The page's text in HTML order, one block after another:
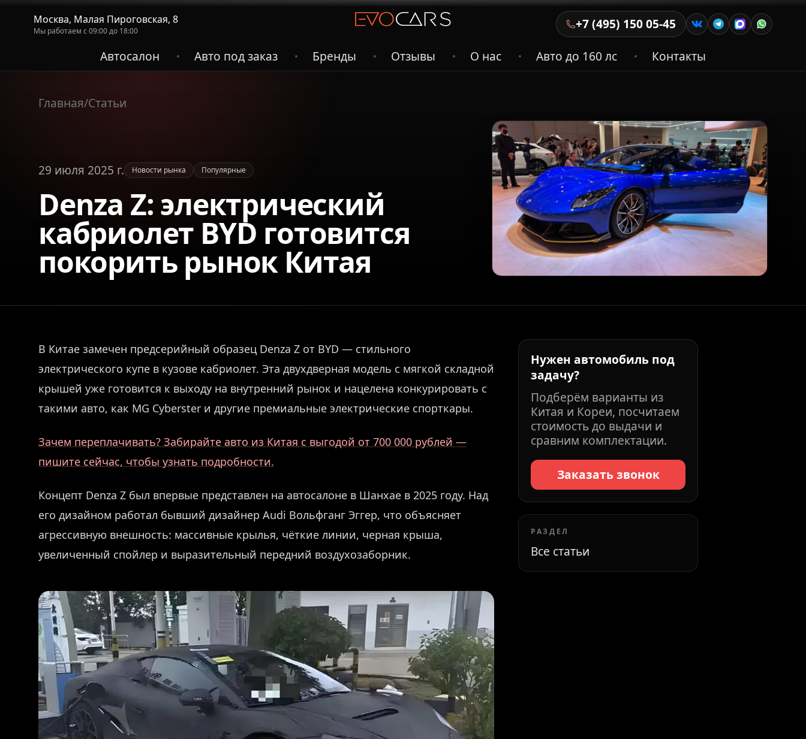
Москва, Малая Пироговская, 8
Мы работаем с 09:00 до 18:00
+7 (495) 150 05-45
Автосалон
• Авто под заказ • Бренды • Отзывы • О нас • Авто до 160 лс • Контакты
Главная/Статьи
29 июля 2025 г. Новости рынка Популярные
Denza Z: электрический
кабриолет BYD готовится
покорить рынок Китая
В Китае замечен предсерийный образец Denza Z от BYD — стильного
электрического купе в кузове кабриолет. Эта двухдверная модель с мягкой складной
крышей уже готовится к выходу на внутренний рынок и нацелена конкурировать с
такими авто, как MG Cyberster и другие премиальные электрические спорткары.
Зачем переплачивать? Забирайте авто из Китая с выгодой от 700 000 рублей —
пишите сейчас, чтобы узнать подробности.
Концепт Denza Z был впервые представлен на автосалоне в Шанхае в 2025 году. Над
его дизайном работал бывший дизайнер Audi Вольфганг Эггер, что объясняет
агрессивную внешность: массивные крылья, чёткие линии, черная крыша,
увеличенный спойлер и выразительный передний воздухозаборник.
Нужен автомобиль под
задачу?
Подберём варианты из
Китая и Кореи, посчитаем
стоимость до выдачи и
сравним комплектации.
Заказать звонок
РАЗДЕЛ
Все статьи